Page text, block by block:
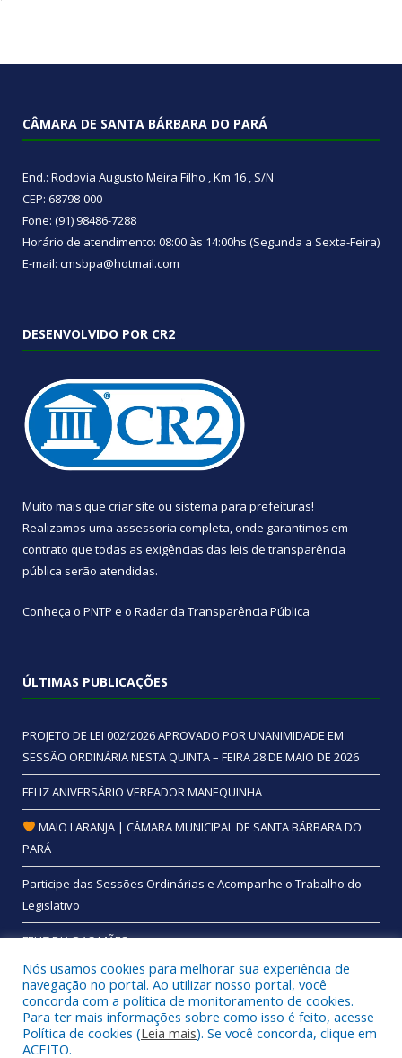
CÂMARA DE SANTA BÁRBARA DO PARÁ
End.: Rodovia Augusto Meira Filho , Km 16 , S/N
CEP: 68798-000
Fone: (91) 98486-7288
Horário de atendimento: 08:00 às 14:00hs (Segunda a Sexta-Feira)
E-mail: cmsbpa@hotmail.com
DESENVOLVIDO POR CR2
Muito mais que criar site ou sistema para prefeituras!
Realizamos uma assessoria completa, onde garantimos em
contrato que todas as exigências das leis de transparência
pública serão atendidas.
Conheça o PNTP e o Radar da Transparência Pública
ÚLTIMAS PUBLICAÇÕES
PROJETO DE LEI 002/2026 APROVADO POR UNANIMIDADE EM
SESSÃO ORDINÁRIA NESTA QUINTA – FEIRA 28 DE MAIO DE 2026
FELIZ ANIVERSÁRIO VEREADOR MANEQUINHA
MAIO LARANJA | CÂMARA MUNICIPAL DE SANTA BÁRBARA DO
PARÁ
Participe das Sessões Ordinárias e Acompanhe o Trabalho do
Legislativo
FELIZ DIA DAS MÃES
Todos os direitos reservados a Câmara Municipal de Santa
Bárbara do Pará.
Nós usamos cookies para melhorar sua experiência de
navegação no portal. Ao utilizar nosso portal, você
concorda com a política de monitoramento de cookies.
Para ter mais informações sobre como isso é feito, acesse
Política de cookies (Leia mais). Se você concorda, clique em
ACEITO.